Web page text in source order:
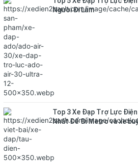
Người Đi Làm
Top 3 Xe Đạp Trợ Lực
Nhất Để Đi Metro và xe